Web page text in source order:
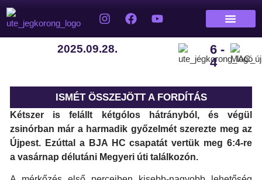
2025.09.28.
6 -
4
ISMÉT ÖSSZEJÖTT A FORDÍTÁS
Kétszer is felállt kétgólos hátrányból, és végül
zsinórban már a harmadik győzelmét szerezte meg az
Újpest. Ezúttal a BJA HC csapatát vertük meg 6:4-re
a vasárnap délutáni Megyeri úti találkozón.